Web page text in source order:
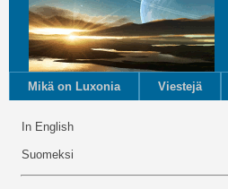
Mikä on Luxonia Viestejä
In English
Suomeksi